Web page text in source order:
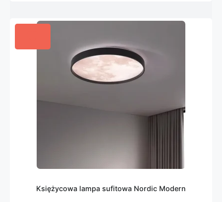
Księżycowa lampa sufitowa Nordic Modern